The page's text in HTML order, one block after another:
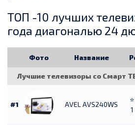
ТОП -10 лучших
года диагональю 24
Фото Название
Лучшие телевизоры со Смарт
#1 AVEL AVS240WS